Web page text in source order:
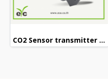
CO2 Sensor transmitter GS07-N5-C (5000PPM)